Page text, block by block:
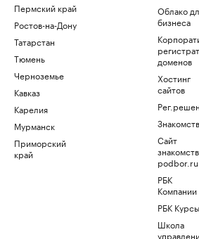
Пермский край
Ростов-на-Дону
Татарстан
Тюмень
Черноземье
Кавказ
Карелия
Мурманск
Приморский
край
Облако
бизнеса
доменов
Хостинг
сайтов
Сайт
знакомств
podbor.ru
РБК
Компании
РБК Курсы
Школа